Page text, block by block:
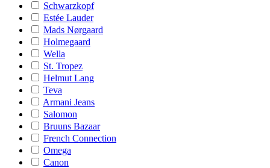
Schwarzkopf
Estée Lauder
Mads Nørgaard
Holmegaard
Wella
St. Tropez
Helmut Lang
Teva
Armani Jeans
Salomon
Bruuns Bazaar
French Connection
Omega
Canon